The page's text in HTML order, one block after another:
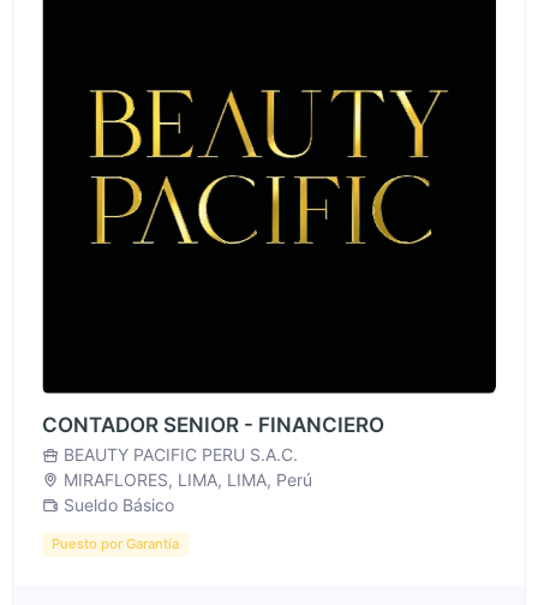
CONTADOR SENIOR - FINANCIERO
BEAUTY PACIFIC PERU S.A.C.
MIRAFLORES, LIMA, LIMA, Perú
Sueldo Básico
Puesto por Garantía